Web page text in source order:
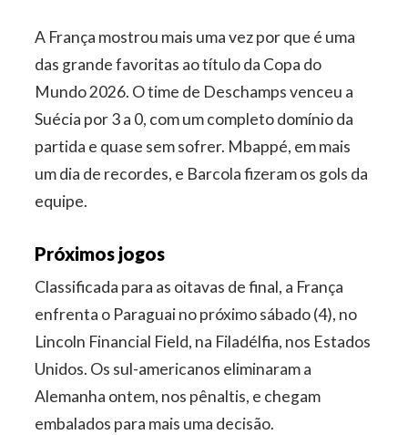
A França mostrou mais uma vez por que é uma
das grande favoritas ao título da Copa do
Mundo 2026. O time de Deschamps venceu a
Suécia por 3 a 0, com um completo domínio da
partida e quase sem sofrer. Mbappé, em mais
um dia de recordes, e Barcola fizeram os gols da
equipe.
Próximos jogos
Classificada para as oitavas de final, a França
enfrenta o Paraguai no próximo sábado (4), no
Lincoln Financial Field, na Filadélfia, nos Estados
Unidos. Os sul-americanos eliminaram a
Alemanha ontem, nos pênaltis, e chegam
embalados para mais uma decisão.